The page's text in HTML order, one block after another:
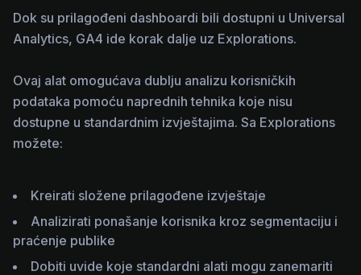
Dok su prilagođeni dashboardi bili dostupni u Universal
Analytics, GA4 ide korak dalje uz Explorations.
Ovaj alat omogućava dublju analizu korisničkih
podataka pomoću naprednih tehnika koje nisu
dostupne u standardnim izvještajima. Sa Explorations
možete:
Kreirati složene prilagođene izvještaje
Analizirati ponašanje korisnika kroz segmentaciju i
praćenje publike
Dobiti uvide koje standardni alati mogu zanemariti